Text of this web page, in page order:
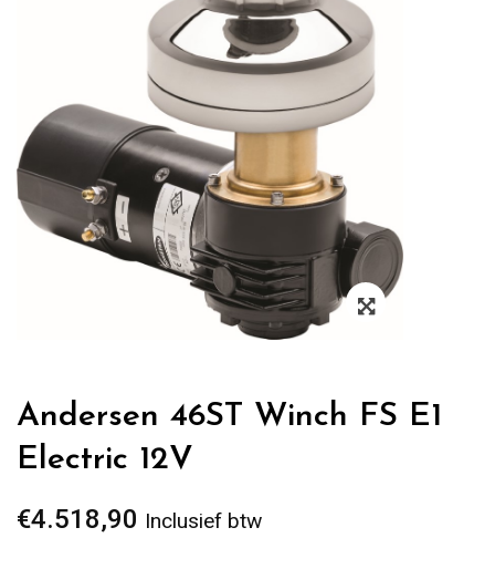
Zoom
Andersen 46ST Winch FS E1
Electric 12V
€4.518,90 Inclusief btw